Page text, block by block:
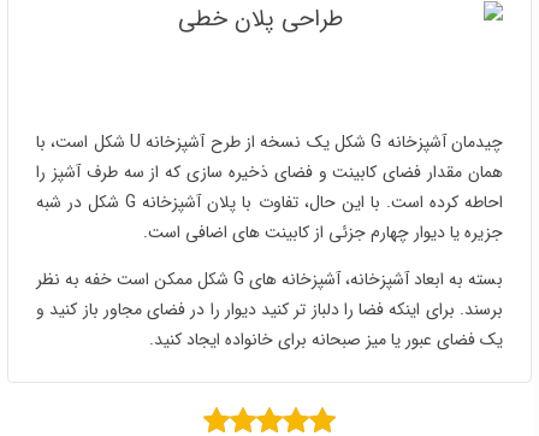
چیدمان آشپزخانه G شکل یک نسخه از طرح آشپزخانه U شکل است، با
همان مقدار فضای کابینت و فضای ذخیره سازی که از سه طرف آشپز را
احاطه کرده است. با این حال، تفاوت با پلان آشپزخانه G شکل در شبه
جزیره یا دیوار چهارم جزئی از کابینت های اضافی است.
بسته به ابعاد آشپزخانه، آشپزخانه های G شکل ممکن است خفه به نظر
برسند. برای اینکه فضا را دلباز تر کنید دیوار را در فضای مجاور باز کنید و
یک فضای عبور یا میز صبحانه برای خانواده ایجاد کنید.